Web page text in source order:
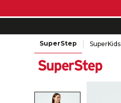
SuperStep SuperKids